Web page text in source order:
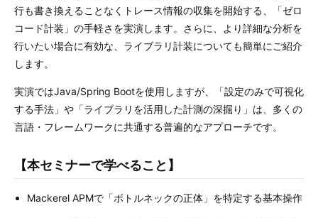
行も書き換えることなくトレース情報の収集を開始する、「ゼロ
コード計装」の手軽さを実演します。さらに、より詳細な分析を
行いたい場合に有効な、ライブラリ計装についても簡単にご紹介
します。
実演ではJava/Spring Bootを使用しますが、「設定のみで可視化
する手法」や「ライブラリを活用した計測の深掘り」は、多くの
言語・フレームワークに共通する普遍的なアプローチです。
【本セミナーで学べること】
Mackerel APMで「ボトルネックの正体」を特定する基本操作